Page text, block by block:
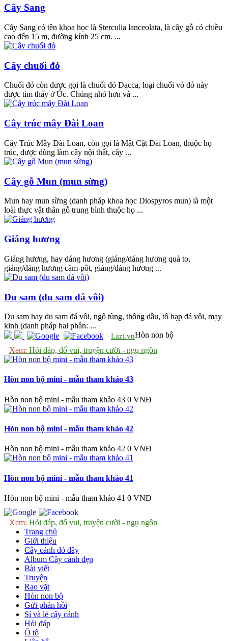
Cây Sang
Cây Sang có tên khoa học là Sterculia lanceolata, là cây gỗ có chiều
cao đến 15 m, đường kính 25 cm. ...
Cây chuối đỏ
Chuối đỏ còn được gọi là chuối đỏ Dacca, loại chuối vỏ đỏ này
được tìm thấy ở Úc. Chúng nhỏ hơn và ...
Cây trúc mây Đài Loan
Cây Trúc Mây Đài Loan, còn gọi là Mật Cật Đài Loan, thuộc họ
trúc, được dùng làm cây nội thất, cây ...
Cây gỗ Mun (mun sừng)
Mun hay mun sừng (danh pháp khoa học Diospyros mun) là một
loài thực vật thân gỗ trung bình thuộc họ ...
Giáng hương
Giáng hương, hay dáng hương (giáng/dáng hương quả to,
giáng/dáng hương căm-pôt, giáng/dáng hương ...
Du sam (du sam đá vôi)
Du sam hay du sam đá vôi, ngô tùng, thông dầu, tô hạp đá vôi, mạy
kinh (danh pháp hai phần: ...
Lazi.vn
Xem: Hỏi đáp, đố vui, truyện cười - ngụ ngôn
Hòn non bộ
Hòn non bộ mini - mẫu tham khảo 43
Hòn non bộ mini - mẫu tham khảo 43 0 VNĐ
Hòn non bộ mini - mẫu tham khảo 42
Hòn non bộ mini - mẫu tham khảo 42 0 VNĐ
Hòn non bộ mini - mẫu tham khảo 41
Hòn non bộ mini - mẫu tham khảo 41 0 VNĐ
Xem: Hỏi đáp, đố vui, truyện cười - ngụ ngôn
Trang chủ
Giới thiệu
Cây cảnh đó đây
Album Cây cảnh đẹp
Bài viết
Truyện
Rao vặt
Hòn non bộ
Gửi phản hồi
Sỉ và lẻ cây cảnh
Hỏi đáp
Ô tô